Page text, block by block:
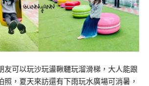
友可以玩沙玩盪鞦韆玩溜滑梯，大人能跟
照，夏天來訪還有下雨玩水廣場可消暑，